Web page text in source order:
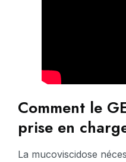
Comment le
prise en
La mucoviscidose